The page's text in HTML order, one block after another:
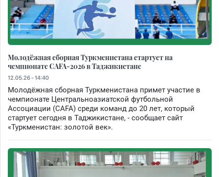
Молодёжная сборная Туркменистана стартует на
чемпионате CAFA-2026 в Таджикистане
12.05.26 - 14:40
Молодёжная сборная Туркменистана примет участие в
чемпионате Центральноазиатской футбольной
Ассоциации (CAFA) среди команд до 20 лет, который
стартует сегодня в Таджикистане, - сообщает сайт
«Туркменистан: золотой век».